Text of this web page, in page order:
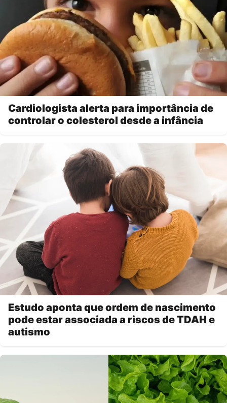
Cardiologista alerta para importância de
controlar o colesterol desde a infância
Estudo aponta que ordem de nascimento
pode estar associada a riscos de TDAH e
autismo